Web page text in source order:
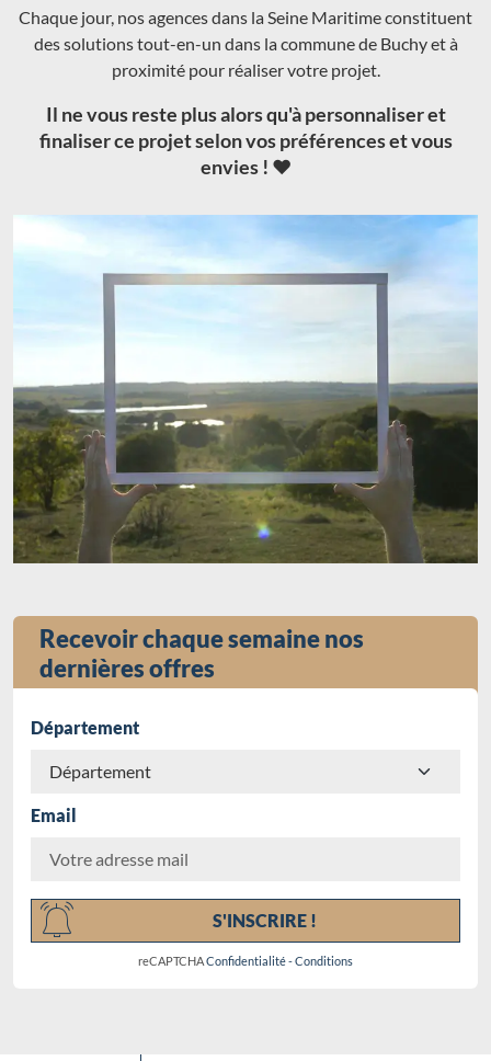
Chaque jour, nos agences dans la Seine Maritime constituent
des solutions tout-en-un dans la commune de Buchy et à
proximité pour réaliser votre projet.
Il ne vous reste plus alors qu'à personnaliser et
finaliser ce projet selon vos préférences et vous
envies ! ❤️
Recevoir chaque semaine nos
dernières offres
Département
Email
S'INSCRIRE !
reCAPTCHAConfidentialité-Conditions